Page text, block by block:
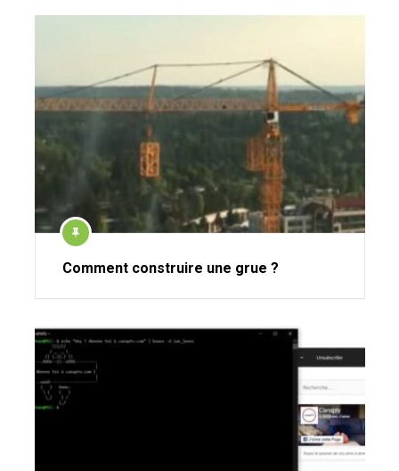
Comment construire une grue ?